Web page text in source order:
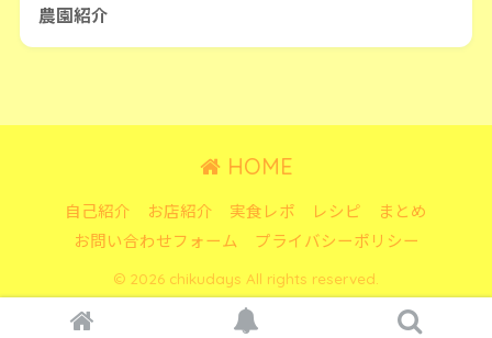
農園紹介
HOME
自己紹介 お店紹介 実食レポ レシピ
まとめ
お問い合わせフォーム
プライバシーポリシー
© 2026 chikudays All rights reserved.